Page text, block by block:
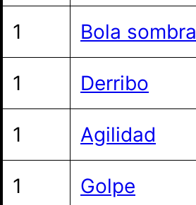
1 Bola sombra
1 Derribo
1 Agilidad
1 Golpe